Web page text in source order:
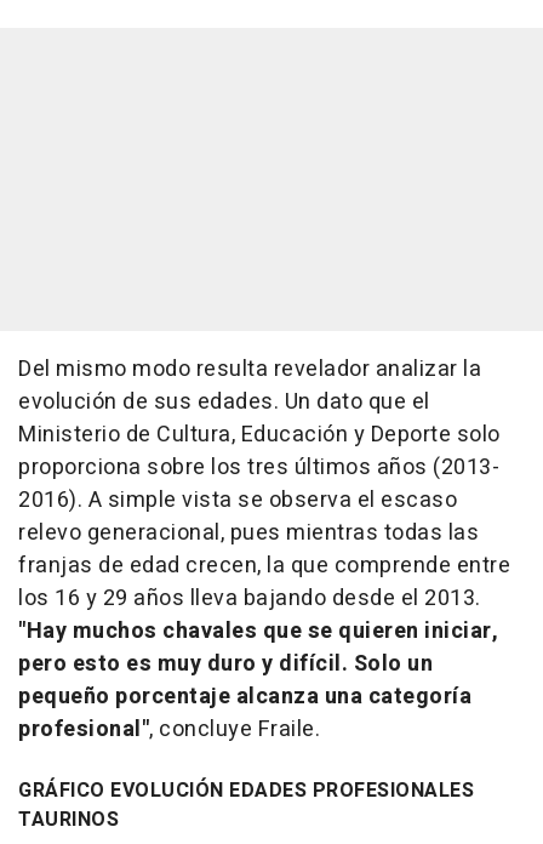
Del mismo modo resulta revelador analizar la
evolución de sus edades. Un dato que el
Ministerio de Cultura, Educación y Deporte solo
proporciona sobre los tres últimos años (2013-
2016). A simple vista se observa el escaso
relevo generacional, pues mientras todas las
franjas de edad crecen, la que comprende entre
los 16 y 29 años lleva bajando desde el 2013.
"Hay muchos chavales que se quieren iniciar,
pero esto es muy duro y difícil. Solo un
pequeño porcentaje alcanza una categoría
profesional", concluye Fraile.
GRÁFICO EVOLUCIÓN EDADES PROFESIONALES
TAURINOS